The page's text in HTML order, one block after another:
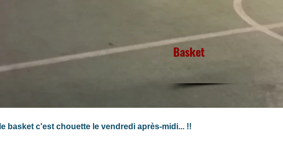
Basket
basket c'est chouette le vendredi après-midi... !!